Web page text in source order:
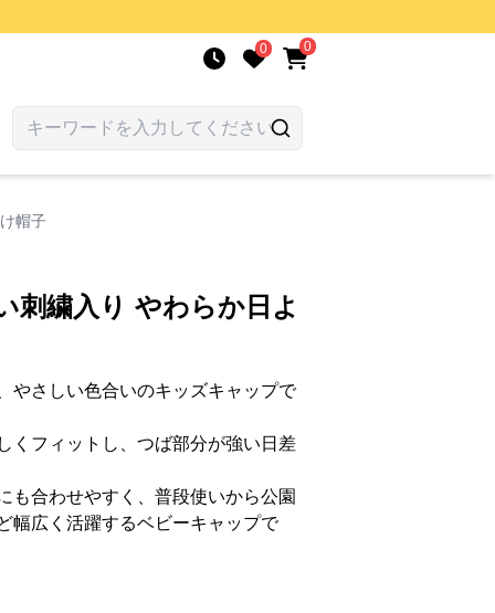
0 0
帽子
刺繍入り やわらか日よ
やさしい色合いのキッズキャップで
くフィットし、つば部分が強い日差
も合わせやすく、普段使いから公園
幅広く活躍するベビーキャップで